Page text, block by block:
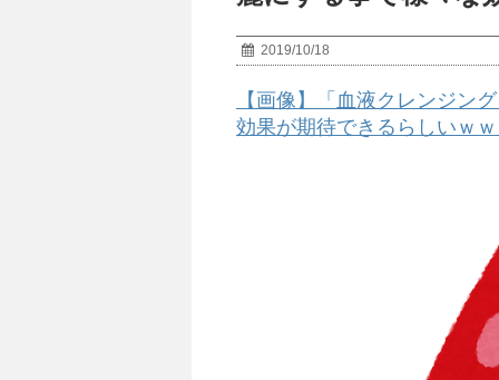
2019/10/18
【画像】「血液クレンジン
効果が期待できるらしいｗ